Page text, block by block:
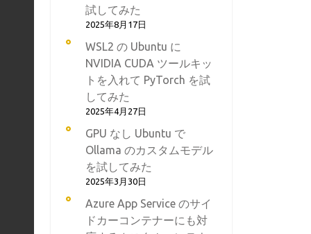
試してみた
2025年8月17日
WSL2 の Ubuntu に
NVIDIA CUDA ツールキッ
トを入れて PyTorch を試
してみた
2025年4月27日
GPU なし Ubuntu で
Ollama のカスタムモデル
を試してみた
2025年3月30日
Azure App Service のサイ
ドカーコンテナーにも対